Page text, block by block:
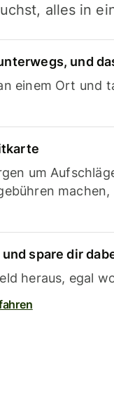
alles in
und
einem Ort und
um
spare dir
heraus, egal